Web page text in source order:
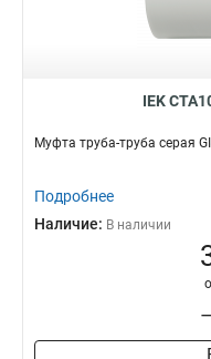
IEK
Муфта труба-труба серая
Подробнее
Наличие: В наличии
–